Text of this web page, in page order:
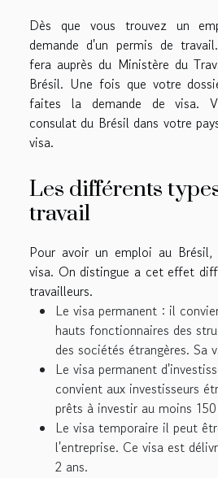
Dès que vous trouvez un
demande d'un permis de
fera auprès du Ministère du
Brésil. Une fois que votre
faites la demande de visa.
consulat du Brésil dans votre
visa.
Les différents
travail
Pour avoir un emploi au
visa. On distingue a cet effet
travailleurs.
Le visa permanent : il
hauts fonctionnaires des
des sociétés étrangères. Sa
Le visa permanent
convient aux investisseurs
prêts à investir au moins
Le visa temporaire il peut
l'entreprise. Ce visa est
2 ans.